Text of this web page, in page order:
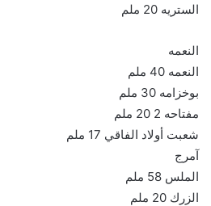
الستريه 20 ملم
النعمه
النعمه 40 ملم
بوخزامه 30 ملم
مفتاحه 2 20 ملم
شعبت أولاد الفاقي 17 ملم
آمرج
الملس 58 ملم
الزرك 20 ملم